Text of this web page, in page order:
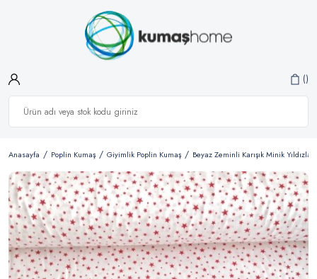
Anasayfa Poplin Kumaş Giyimlik Poplin Kumaş Beyaz Zeminli Karışık Minik Yıldızlar